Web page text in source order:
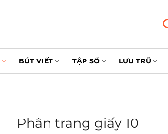
BÚT VIẾT TẬP SỔ LƯU TRỮ
Phân trang giấy 10